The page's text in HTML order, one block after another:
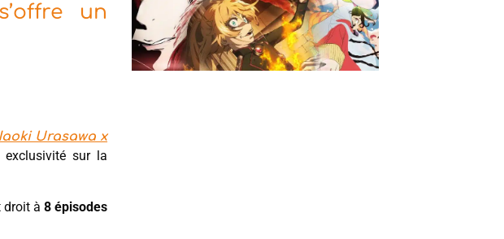
un
Urasawa x
sur la
droit à 8 épisodes